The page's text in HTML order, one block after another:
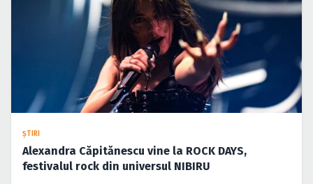
ŞTIRI
Alexandra Căpitănescu vine la ROCK DAYS,
festivalul rock din universul NIBIRU